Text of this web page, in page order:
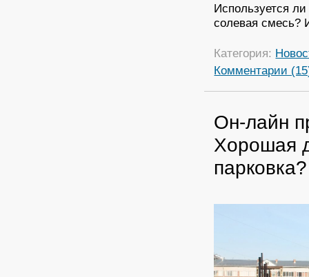
Используется
солевая смесь?
Категория:
Комментарии
Он-лайн
Хорошая
парковка?